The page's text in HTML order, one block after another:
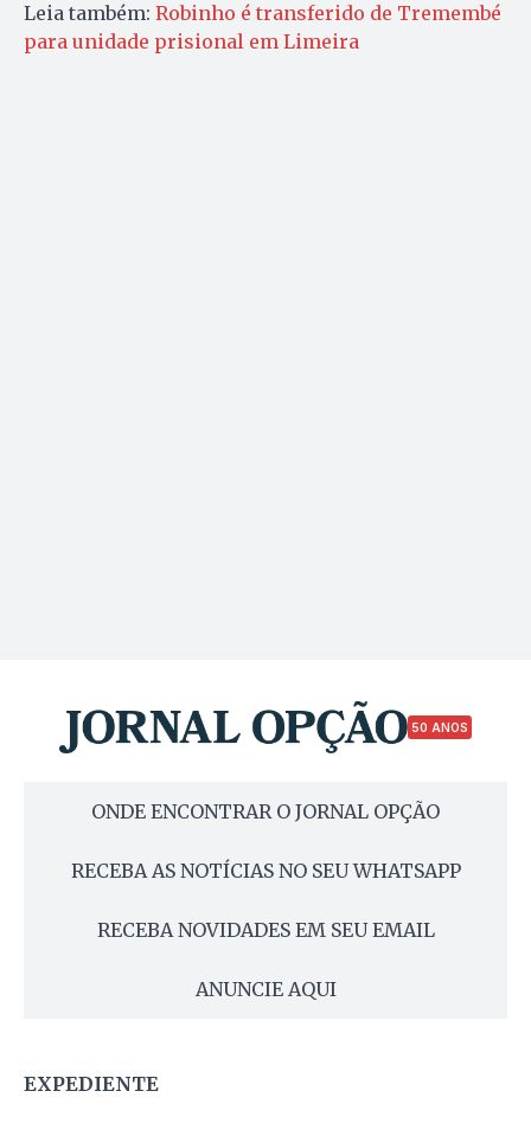
Leia também: Robinho é transferido de Tremembé
para unidade prisional em Limeira
50 ANOS
ONDE ENCONTRAR O JORNAL OPÇÃO
RECEBA AS NOTÍCIAS NO SEU WHATSAPP
RECEBA NOVIDADES EM SEU EMAIL
ANUNCIE AQUI
EXPEDIENTE